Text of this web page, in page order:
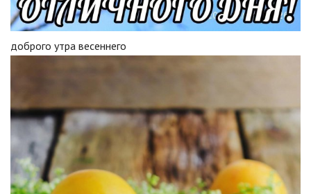
доброго утра весеннего